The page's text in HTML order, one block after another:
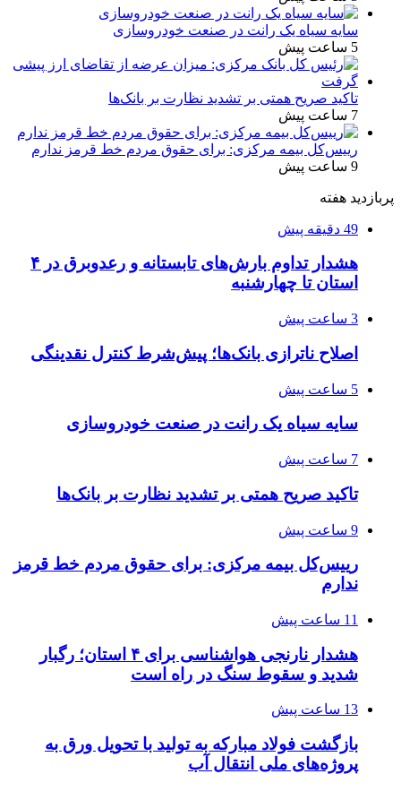
سایه سیاه یک رانت در صنعت خودروسازی
5 ساعت پیش
تاکید صریح همتی بر تشدید نظارت بر بانک‌ها
7 ساعت پیش
رییس‌کل بیمه مرکزی: برای حقوق مردم خط قرمز ندارم
9 ساعت پیش
پربازدید هفته
49 دقیقه پیش
هشدار تداوم بارش‌های تابستانه و رعدوبرق در ۴
استان تا چهارشنبه
3 ساعت پیش
اصلاح ناترازی بانک‌ها؛ پیش‌شرط کنترل نقدینگی
5 ساعت پیش
سایه سیاه یک رانت در صنعت خودروسازی
7 ساعت پیش
تاکید صریح همتی بر تشدید نظارت بر بانک‌ها
9 ساعت پیش
رییس‌کل بیمه مرکزی: برای حقوق مردم خط قرمز
ندارم
11 ساعت پیش
هشدار نارنجی هواشناسی برای ۴ استان؛ رگبار
شدید و سقوط سنگ در راه است
13 ساعت پیش
بازگشت فولاد مبارکه به تولید با تحویل ورق به
پروژه‌های ملی انتقال آب